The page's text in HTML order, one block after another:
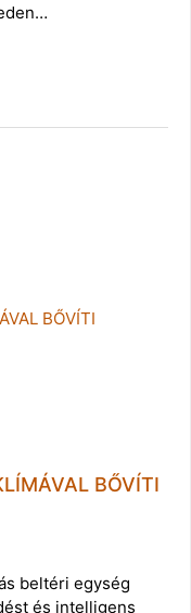
BŐVÍTI
beltéri egység
és intelligens